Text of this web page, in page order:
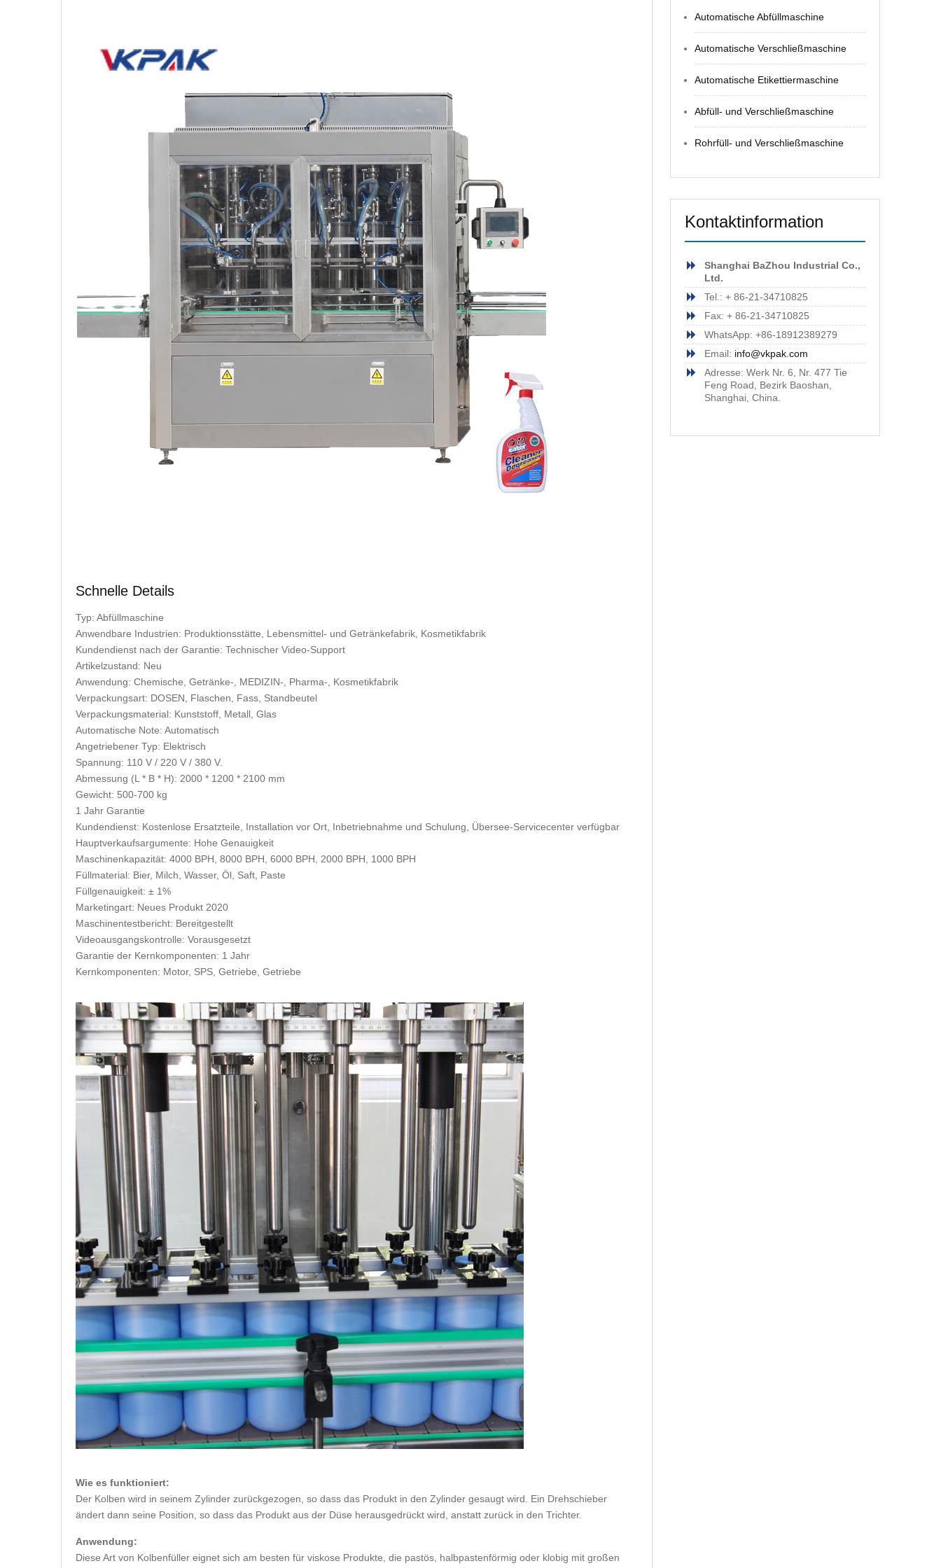
Schnelle Details
Typ: Abfüllmaschine
Anwendbare Industrien: Produktionsstätte, Lebensmittel- und Getränkefabrik, Kosmetikfabrik
Kundendienst nach der Garantie: Technischer Video-Support
Artikelzustand: Neu
Anwendung: Chemische, Getränke-, MEDIZIN-, Pharma-, Kosmetikfabrik
Verpackungsart: DOSEN, Flaschen, Fass, Standbeutel
Verpackungsmaterial: Kunststoff, Metall, Glas
Automatische Note: Automatisch
Angetriebener Typ: Elektrisch
Spannung: 110 V / 220 V / 380 V.
Abmessung (L * B * H): 2000 * 1200 * 2100 mm
Gewicht: 500-700 kg
1 Jahr Garantie
Kundendienst: Kostenlose Ersatzteile, Installation vor Ort, Inbetriebnahme und Schulung, Übersee-Servicecenter verfügbar
Hauptverkaufsargumente: Hohe Genauigkeit
Maschinenkapazität: 4000 BPH, 8000 BPH, 6000 BPH, 2000 BPH, 1000 BPH
Füllmaterial: Bier, Milch, Wasser, Öl, Saft, Paste
Füllgenauigkeit: ± 1%
Marketingart: Neues Produkt 2020
Maschinentestbericht: Bereitgestellt
Videoausgangskontrolle: Vorausgesetzt
Garantie der Kernkomponenten: 1 Jahr
Kernkomponenten: Motor, SPS, Getriebe, Getriebe
Wie es funktioniert:
Der Kolben wird in seinem Zylinder zurückgezogen, so dass das Produkt in den Zylinder gesaugt wird. Ein Drehschieber
ändert dann seine Position, so dass das Produkt aus der Düse herausgedrückt wird, anstatt zurück in den Trichter.
Anwendung:
Diese Art von Kolbenfüller eignet sich am besten für viskose Produkte, die pastös, halbpastenförmig oder klobig mit großen
Automatische Abfüllmaschine
Automatische Verschließmaschine
Automatische Etikettiermaschine
Abfüll- und Verschließmaschine
Rohrfüll- und Verschließmaschine
Kontaktinformation
Shanghai BaZhou Industrial Co.,
Ltd.
Tel.: + 86-21-34710825
Fax: + 86-21-34710825
WhatsApp: +86-18912389279
Email: info@vkpak.com
Adresse: Werk Nr. 6, Nr. 477 Tie
Feng Road, Bezirk Baoshan,
Shanghai, China.